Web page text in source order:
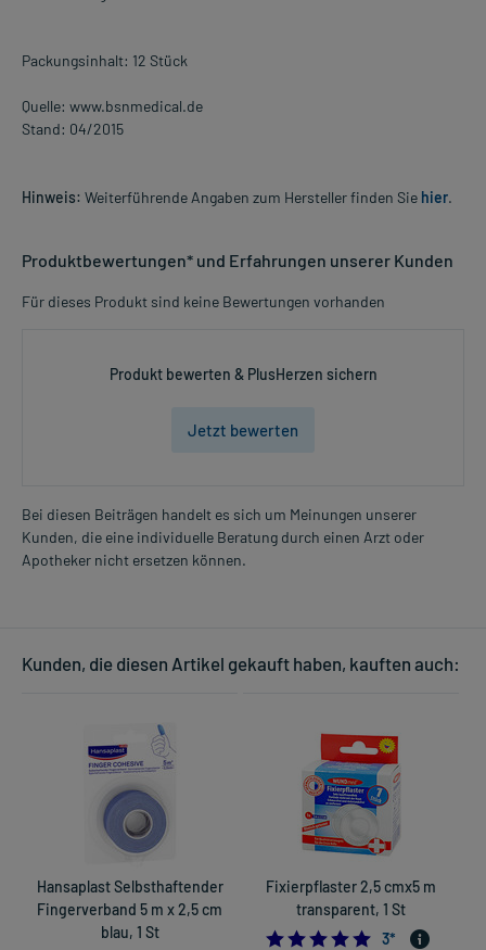
Packungsinhalt: 12 Stück
Quelle: www.bsnmedical.de
Stand: 04/2015
Hinweis: Weiterführende Angaben zum Hersteller finden Sie hier.
Produktbewertungen* und Erfahrungen unserer Kunden
Für dieses Produkt sind keine Bewertungen vorhanden
Produkt bewerten & PlusHerzen sichern
Jetzt bewerten
Bei diesen Beiträgen handelt es sich um Meinungen unserer
Kunden, die eine individuelle Beratung durch einen Arzt oder
Apotheker nicht ersetzen können.
Kunden, die diesen Artikel gekauft haben, kauften auch:
Hansaplast Selbsthaftender
Fingerverband 5 m x 2,5 cm
blau, 1 St
Fixierpflaster 2,5 cmx5 m
transparent, 1 St
5.0
3*